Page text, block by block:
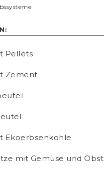
Pellets
Zement
Ekoerbsenkohle
mit Gemüse und Obst